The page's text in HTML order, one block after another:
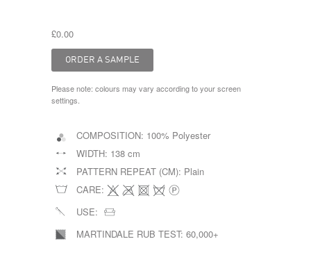
£0.00
Please note: colours may vary according to your screen
settings.
COMPOSITION: 100% Polyester
WIDTH: 138 cm
PATTERN REPEAT (CM): Plain
CARE:
USE:
MARTINDALE RUB TEST: 60,000+